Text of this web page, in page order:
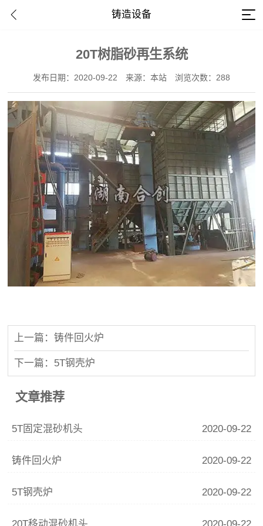
铸造设备
20T树脂砂再生系统
发布日期：2020-09-22 来源：本站 浏览次数：288
上一篇：铸件回火炉
下一篇：5T钢壳炉
文章推荐
5T固定混砂机头 2020-09-22
铸件回火炉 2020-09-22
5T钢壳炉 2020-09-22